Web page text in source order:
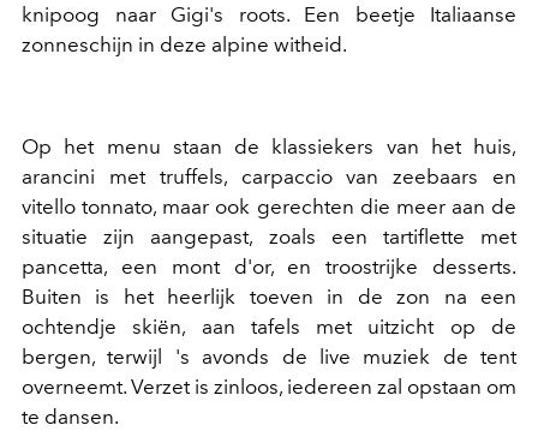
knipoog naar Gigi's roots. Een beetje Italiaanse
zonneschijn in deze alpine witheid.
Op het menu staan de klassiekers van het huis,
arancini met truffels, carpaccio van zeebaars en
vitello tonnato, maar ook gerechten die meer aan de
situatie zijn aangepast, zoals een tartiflette met
pancetta, een mont d'or, en troostrijke desserts.
Buiten is het heerlijk toeven in de zon na een
ochtendje skiën, aan tafels met uitzicht op de
bergen, terwijl 's avonds de live muziek de tent
overneemt. Verzet is zinloos, iedereen zal opstaan om
te dansen.